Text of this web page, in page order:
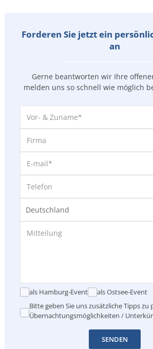
Forderen Sie jetzt ein
an
Gerne beantworten wir Ihre
melden uns so schnell wie möglich
als Hamburg-Event
als Ostsee-Event
Bitte geben Sie uns zusätzliche Tipps zu
Übernachtungsmöglichkeiten /
SENDEN